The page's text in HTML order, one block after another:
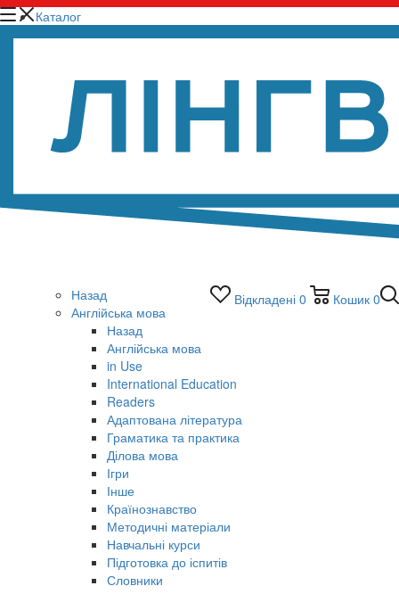
Відкладені 0 Кошик 0
Каталог
Назад
Англійська мова
Назад
Англійська мова
in Use
International Education
Readers
Адаптована література
Граматика та практика
Ділова мова
Ігри
Інше
Країнознавство
Методичні матеріали
Навчальні курси
Підготовка до іспитів
Словники